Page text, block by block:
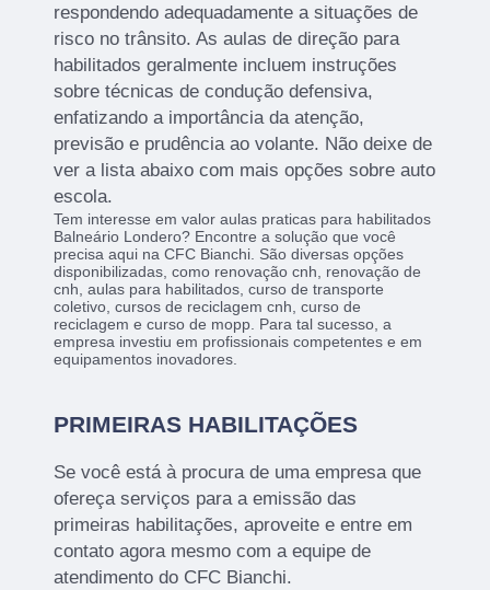
respondendo adequadamente a situações de
risco no trânsito. As aulas de direção para
habilitados geralmente incluem instruções
sobre técnicas de condução defensiva,
enfatizando a importância da atenção,
previsão e prudência ao volante. Não deixe de
ver a lista abaixo com mais opções sobre auto
escola.
Tem interesse em valor aulas praticas para habilitados
Balneário Londero? Encontre a solução que você
precisa aqui na CFC Bianchi. São diversas opções
disponibilizadas, como renovação cnh, renovação de
cnh, aulas para habilitados, curso de transporte
coletivo, cursos de reciclagem cnh, curso de
reciclagem e curso de mopp. Para tal sucesso, a
empresa investiu em profissionais competentes e em
equipamentos inovadores.
PRIMEIRAS HABILITAÇÕES
Se você está à procura de uma empresa que
ofereça serviços para a emissão das
primeiras habilitações, aproveite e entre em
contato agora mesmo com a equipe de
atendimento do CFC Bianchi.